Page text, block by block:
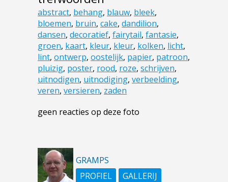
abstract, behang, blauw, bleek,
bloemen, bruin, cake, dandilion,
dansen, decoratief, fairytail, fantasie,
groen, kaart, kleur, kleur, kolken, licht,
lint, ontwerp, oostelijk, papier, patroon,
pluizig, poster, rood, roze, schrijven,
uitnodigen, uitnodiging, verbeelding,
veren, versieren, zaden
geen reacties op deze foto
GRAMPS
PROFIEL
GALLERIJ